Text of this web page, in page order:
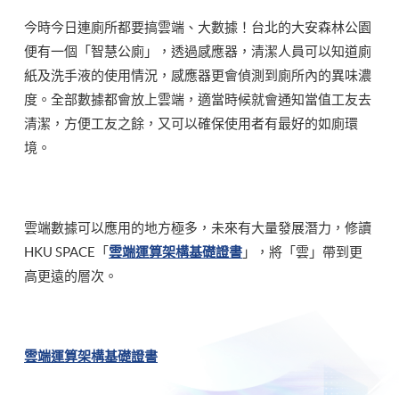
今時今日連廁所都要搞雲端、大數據！台北的大安森林公園
便有一個「智慧公廁」，透過感應器，清潔人員可以知道廁
紙及洗手液的使用情況，感應器更會偵測到廁所內的異味濃
度。全部數據都會放上雲端，適當時候就會通知當值工友去
清潔，方便工友之餘，又可以確保使用者有最好的如廁環
境。
雲端數據可以應用的地方極多，未來有大量發展潛力，修讀
HKU SPACE「 雲端運算架構基礎證書 」，將「雲」帶到更
高更遠的層次。
雲端運算架構基礎證書